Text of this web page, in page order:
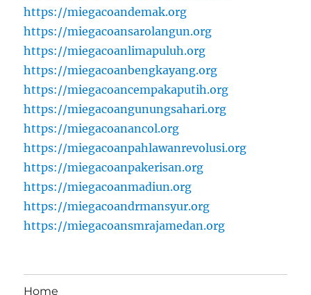
https://miegacoandemak.org
https://miegacoansarolangun.org
https://miegacoanlimapuluh.org
https://miegacoanbengkayang.org
https://miegacoancempakaputih.org
https://miegacoangunungsahari.org
https://miegacoanancol.org
https://miegacoanpahlawanrevolusi.org
https://miegacoanpakerisan.org
https://miegacoanmadiun.org
https://miegacoandrmansyur.org
https://miegacoansmrajamedan.org
Home